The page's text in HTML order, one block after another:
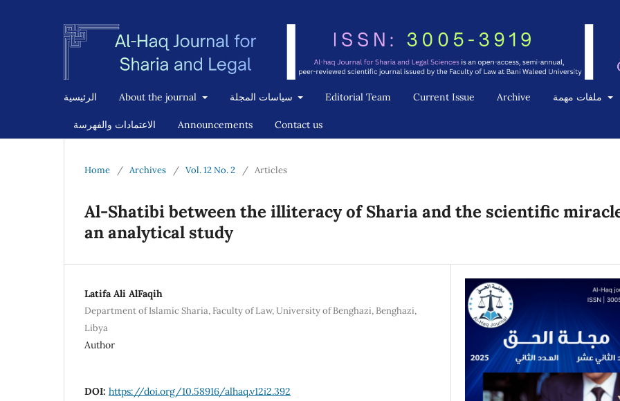
الرئيسية About the journal Editorial Team Current Issue Archive
الاعتمادات والفهرسة Announcements Contact us
Home / Archives / Vol. 12 No. 2 / Articles
Al-Shatibi between the illiteracy of Sharia and the scientific
an analytical study
Latifa Ali AlFaqih
Department of Islamic Sharia, Faculty of Law, University of Benghazi, Benghazi,
Libya
Author
DOI: https://doi.org/10.58916/alhaq.v12i2.392